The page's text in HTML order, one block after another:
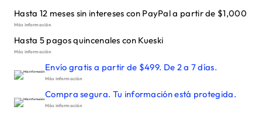
Hasta 12 meses sin intereses con PayPal a partir de $1,000
Más información
Hasta 5 pagos quincenales con Kueski
Más información
Envío gratis a partir de $499. De 2 a 7 días.
Más información
Compra segura. Tu información está protegida.
Más información